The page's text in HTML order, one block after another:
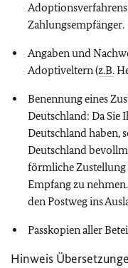
Zahlungsempfänger.
Angaben und
Adoptiveltern (z.B.
Benennung eines
Deutschland: Da Sie
Deutschland haben,
Deutschland
förmliche Zustellung
Empfang zu
den Postweg ins
Passkopien aller
Hinweis